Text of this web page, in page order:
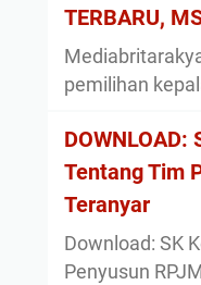
TERBARU,
pemilihan
DOWNLOAD:
Tentang Tim
Teranyar
Download: SK
Penyusun